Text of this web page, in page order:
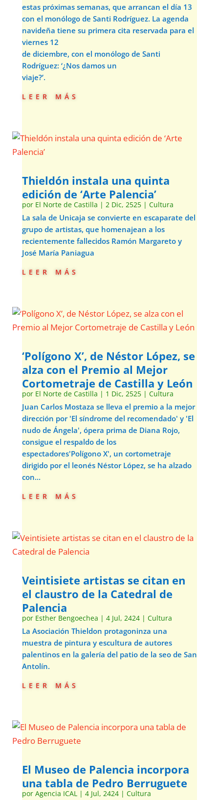
estas próximas semanas, que arrancan el día 13
con el monólogo de Santi Rodríguez. La agenda
navideña tiene su primera cita reservada para el
viernes 12
de diciembre, con el monólogo de Santi
Rodríguez: ‘¿Nos damos un
viaje?’.
leer más
Thieldón instala una quinta
edición de ‘Arte Palencia’
por El Norte de Castilla | 2 Dic, 2525| Cultura
La sala de Unicaja se convierte en escaparate del
grupo de artistas, que homenajean a los
recientemente fallecidos Ramón Margareto y
José María Paniagua
leer más
‘Polígono X’, de Néstor López, se
alza con el Premio al Mejor
Cortometraje de Castilla y León
por El Norte de Castilla | 1 Dic, 2525| Cultura
Juan Carlos Mostaza se lleva el premio a la mejor
dirección por 'El síndrome del recomendado' y 'El
nudo de Ángela', ópera prima de Diana Rojo,
consigue el respaldo de los
espectadores'Polígono X', un cortometraje
dirigido por el leonés Néstor López, se ha alzado
con...
leer más
Veintisiete artistas se citan en
el claustro de la Catedral de
Palencia
por Esther Bengoechea | 4 Jul, 2424| Cultura
La Asociación Thieldon protagoninza una
muestra de pintura y escultura de autores
palentinos en la galería del patio de la seo de San
Antolín.
leer más
El Museo de Palencia incorpora
una tabla de Pedro Berruguete
por Agencia ICAL| 4 Jul, 2424| Cultura